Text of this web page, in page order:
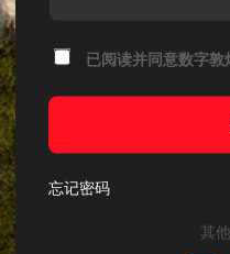
已阅读并同意数字敦
忘记密码
其